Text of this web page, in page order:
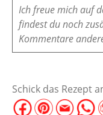
Ich freue mich auf
findest du noch
Kommentare
Schick das Rezept